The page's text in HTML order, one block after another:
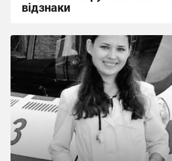
відзнаки
17:09 вчора